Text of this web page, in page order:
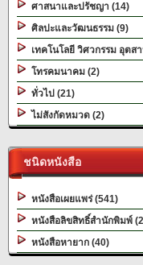
ศาสนาและปรัชญา (14)
ศิลปะและวัฒนธรรม (9)
เทคโนโลยี วิศวกรรม อุตส
โทรคมนาคม (2)
ทั่วไป (21)
ไม่สังกัดหมวด (2)
ชนิดหนังสือ
หนังสือเผยแพร่ (541)
หนังสือลิขสิทธิ์สำนักพิมพ์
หนังสือหายาก (40)